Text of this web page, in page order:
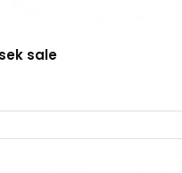
sale